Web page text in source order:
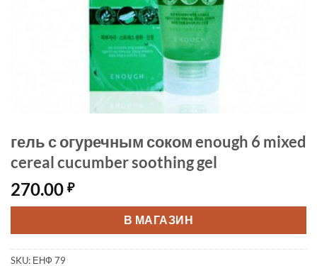
гель с огуречным соком enough 6 mixed
cereal cucumber soothing gel
270.00 ₽
В МАГАЗИН
SKU: ЕНФ 79